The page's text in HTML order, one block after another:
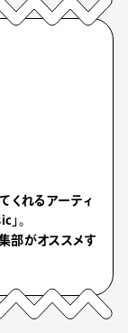
くれるアーティ
。
部がオススメす